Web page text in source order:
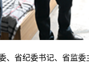
、省纪委书记、省监